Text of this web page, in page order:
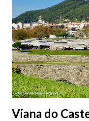
Viana do